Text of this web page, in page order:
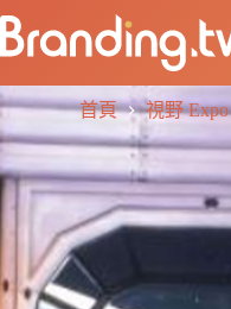
首頁 視野 Expo